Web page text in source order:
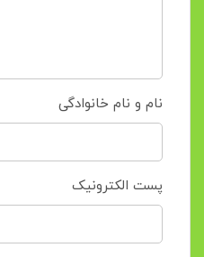
نام و نام خانوادگی
پست الکترونیک